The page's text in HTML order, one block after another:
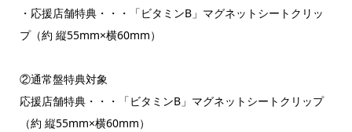
・応援店舗特典・・・「ビタミンB」マグネットシートクリッ
プ（約 縦55mm×横60mm）
②通常盤特典対象
応援店舗特典・・・「ビタミンB」マグネットシートクリップ
（約 縦55mm×横60mm）